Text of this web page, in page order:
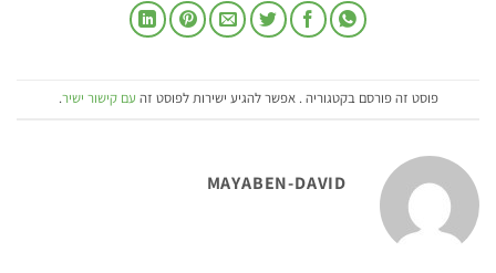
פוסט זה פורסם בקטגוריה . אפשר להגיע ישירות לפוסט זה עם קישור ישיר.
MAYABEN-DAVID